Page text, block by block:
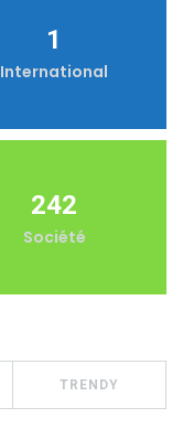
1
International
242
Société
TRENDY